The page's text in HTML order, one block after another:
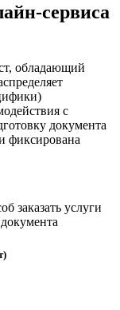
сервиса
обладающий
с
документа
фиксирована
заказать услуги